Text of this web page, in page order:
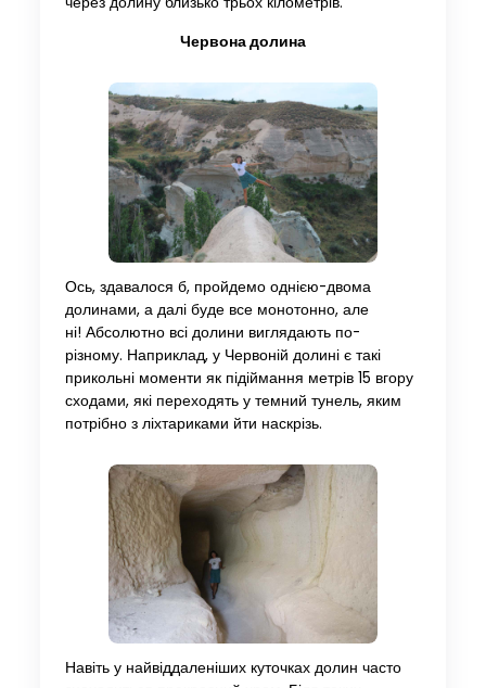
Червона долина
Ось, здавалося б, пройдемо однією-двома
долинами, а далі буде все монотонно, але
ні! Абсолютно всі долини виглядають по-
різному. Наприклад, у Червоній долині є такі
прикольні моменти як підіймання метрів 15 вгору
сходами, які переходять у темний тунель, яким
потрібно з ліхтариками йти наскрізь.
Навіть у найвіддаленіших куточках долин часто